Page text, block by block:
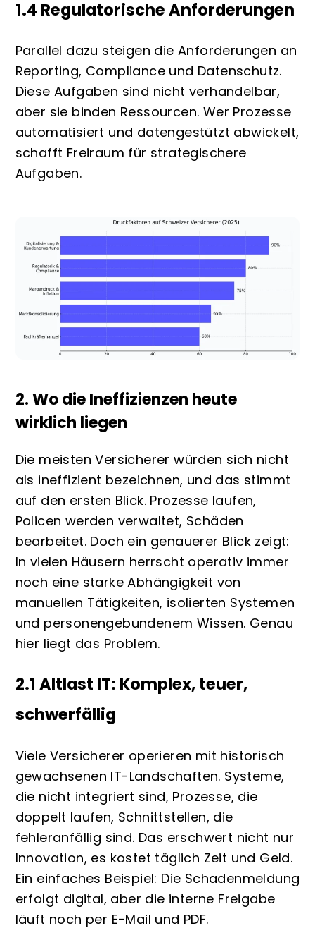
1.4 Regulatorische Anforderungen
Parallel dazu steigen die Anforderungen an
Reporting, Compliance und Datenschutz.
Diese Aufgaben sind nicht verhandelbar,
aber sie binden Ressourcen. Wer Prozesse
automatisiert und datengestützt abwickelt,
schafft Freiraum für strategischere
Aufgaben.
2. Wo die Ineffizienzen heute
wirklich liegen
Die meisten Versicherer würden sich nicht
als ineffizient bezeichnen, und das stimmt
auf den ersten Blick. Prozesse laufen,
Policen werden verwaltet, Schäden
bearbeitet. Doch ein genauerer Blick zeigt:
In vielen Häusern herrscht operativ immer
noch eine starke Abhängigkeit von
manuellen Tätigkeiten, isolierten Systemen
und personengebundenem Wissen. Genau
hier liegt das Problem.
2.1 Altlast IT: Komplex, teuer,
schwerfällig
Viele Versicherer operieren mit historisch
gewachsenen IT-Landschaften. Systeme,
die nicht integriert sind, Prozesse, die
doppelt laufen, Schnittstellen, die
fehleranfällig sind. Das erschwert nicht nur
Innovation, es kostet täglich Zeit und Geld.
Ein einfaches Beispiel: Die Schadenmeldung
erfolgt digital, aber die interne Freigabe
läuft noch per E-Mail und PDF.